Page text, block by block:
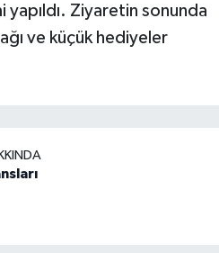
Ziyaretin sonunda
ve küçük hediyeler